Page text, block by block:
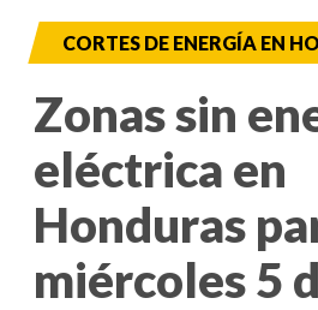
CORTES DE ENERGÍA EN
Zonas sin
eléctrica en
Honduras
miércoles 5